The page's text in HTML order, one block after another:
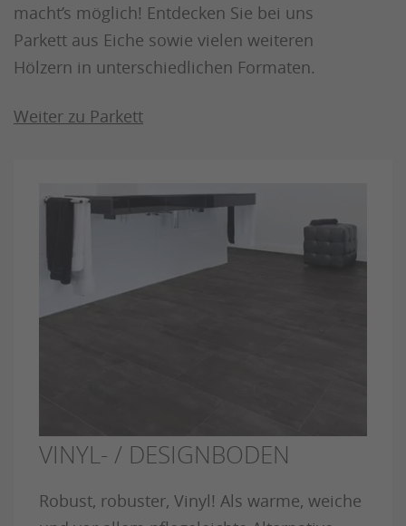
macht’s möglich! Entdecken Sie bei uns
Parkett aus Eiche sowie vielen weiteren
Hölzern in unterschiedlichen Formaten.
Weiter zu Parkett
VINYL- / DESIGNBODEN
Robust, robuster, Vinyl! Als warme, weiche